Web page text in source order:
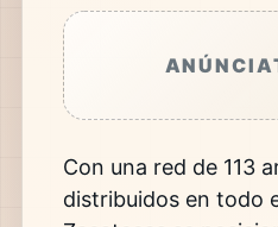
Con una red de 113
distribuidos en todo